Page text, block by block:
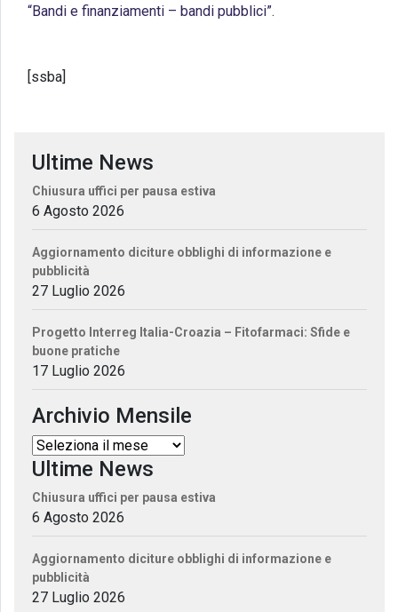
“Bandi e finanziamenti – bandi pubblici”.
[ssba]
Ultime News
Chiusura uffici per pausa estiva
6 Agosto 2026
Aggiornamento diciture obblighi di informazione e
pubblicità
27 Luglio 2026
Progetto Interreg Italia-Croazia – Fitofarmaci: Sfide e
buone pratiche
17 Luglio 2026
Archivio Mensile
Ultime News
Chiusura uffici per pausa estiva
6 Agosto 2026
Aggiornamento diciture obblighi di informazione e
pubblicità
27 Luglio 2026